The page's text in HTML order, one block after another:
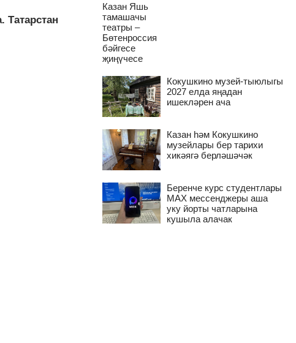
Казан Яшь
тамашачы
театры –
Бөтенроссия
бәйгесе
җиңүчесе
Кокушкино музей-тыюлыгы
2027 елда яңадан
ишекләрен ача
Казан һәм Кокушкино
музейлары бер тарихи
хикәягә берләшәчәк
Беренче курс студентлары
MAX мессенджеры аша
уку йорты чатларына
кушыла алачак